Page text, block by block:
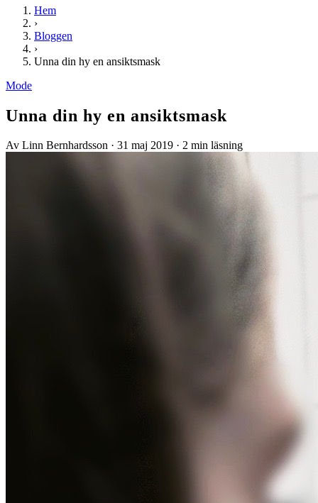
Hem
›
Bloggen
›
Unna din hy en ansiktsmask
Mode
Unna din hy en ansiktsmask
Av Linn Bernhardsson · 31 maj 2019 · 2 min läsning